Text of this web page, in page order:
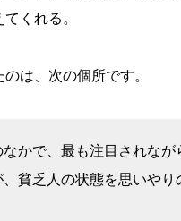
くれる。
は、次の個所です。
かで、最も注目されな
貧乏人の状態を思いやり